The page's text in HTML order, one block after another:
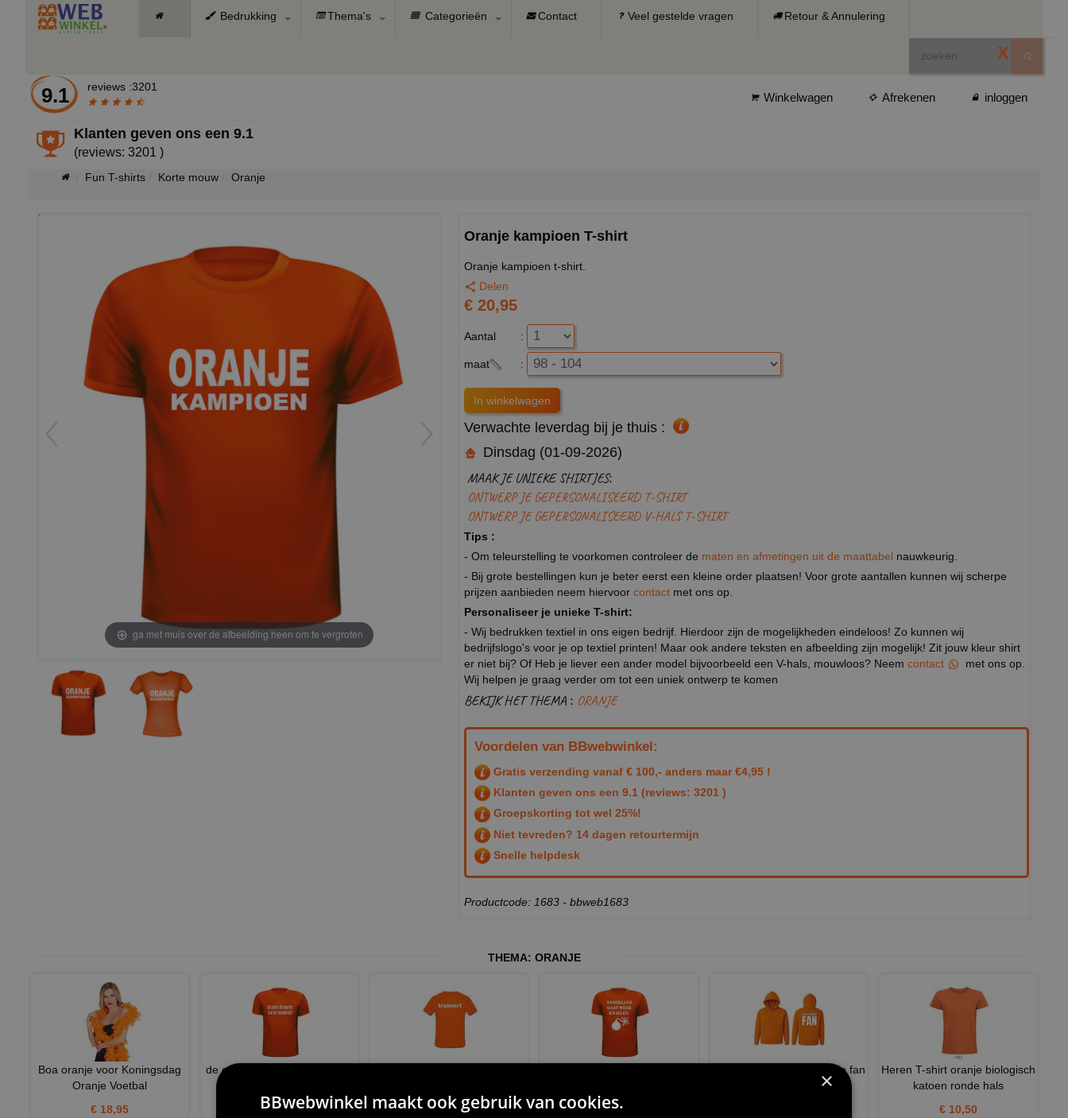
Bedrukking Thema's Categorieën Contact Veel gestelde vragen Retour & Annulering
X
9.1 reviews :3201
Winkelwagen Afrekenen inloggen
Klanten geven ons een9.1
(reviews: 3201 )
Fun T-shirts Korte mouw Oranje
ga met muis over de afbeelding heen om te vergroten
Oranje kampioen T-shirt
Oranje kampioen t-shirt.
Delen
€ 20,95
Aantal :
maat :
Verwachte leverdag bij je thuis :
Dinsdag (01-09-2026)
MAAK JE UNIEKE SHIRTJES:
ONTWERP JE GEPERSONALISEERD T-SHIRT
ONTWERP JE GEPERSONALISEERD V-HALS T-SHIRT
Tips :
- Om teleurstelling te voorkomen controleer de maten en afmetingen uit de maattabel nauwkeurig.
- Bij grote bestellingen kun je beter eerst een kleine order plaatsen! Voor grote aantallen kunnen wij scherpe
prijzen aanbieden neem hiervoor contact met ons op.
Personaliseer je unieke T-shirt:
- Wij bedrukken textiel in ons eigen bedrijf. Hierdoor zijn de mogelijkheden eindeloos! Zo kunnen wij
bedrijfslogo's voor je op textiel printen! Maar ook andere teksten en afbeelding zijn mogelijk! Zit jouw kleur shirt
er niet bij? Of Heb je liever een ander model bijvoorbeeld een V-hals, mouwloos? Neem contact
met ons op.
Wij helpen je graag verder om tot een uniek ontwerp te komen
BEKIJK HET THEMA : ORANJE
Voordelen van BBwebwinkel:
Gratis verzending vanaf € 100,- anders maar €4,95 !
Klanten geven ons een 9.1 (reviews: 3201 )
Groepskorting tot wel 25%!
Niet tevreden? 14 dagen retourtermijn
Snelle helpdesk
Productcode: 1683 - bbweb1683
THEMA: ORANJE
Boa oranje voor Koningsdag
Oranje Voetbal
€ 18,95
de eerste 90 minuten zijn het
€ 20,95
€ 20,95
€ 20,95
Hoodie 100 procent oranje fan
van voetballen oranj
Heren T-shirt oranje biologisch
katoen ronde hals
€ 10,50
×
BBwebwinkel maakt ook gebruik van cookies.